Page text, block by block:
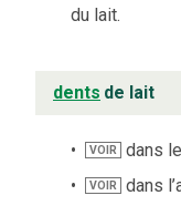
du lait.
dents de lait
VOIR dans
VOIR dans